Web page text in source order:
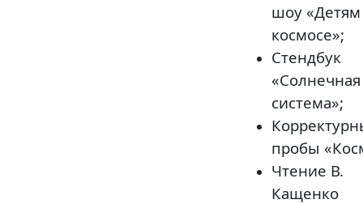
шоу
космосе»;
Стендбук
«Солнечная
система»;
пробы
Чтение В.
Кащенко